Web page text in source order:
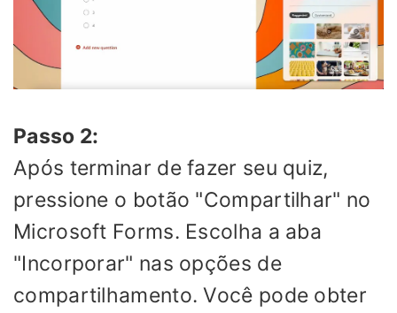
Passo 2:
Após terminar de fazer seu quiz,
pressione o botão "Compartilhar" no
Microsoft Forms. Escolha a aba
"Incorporar" nas opções de
compartilhamento. Você pode obter